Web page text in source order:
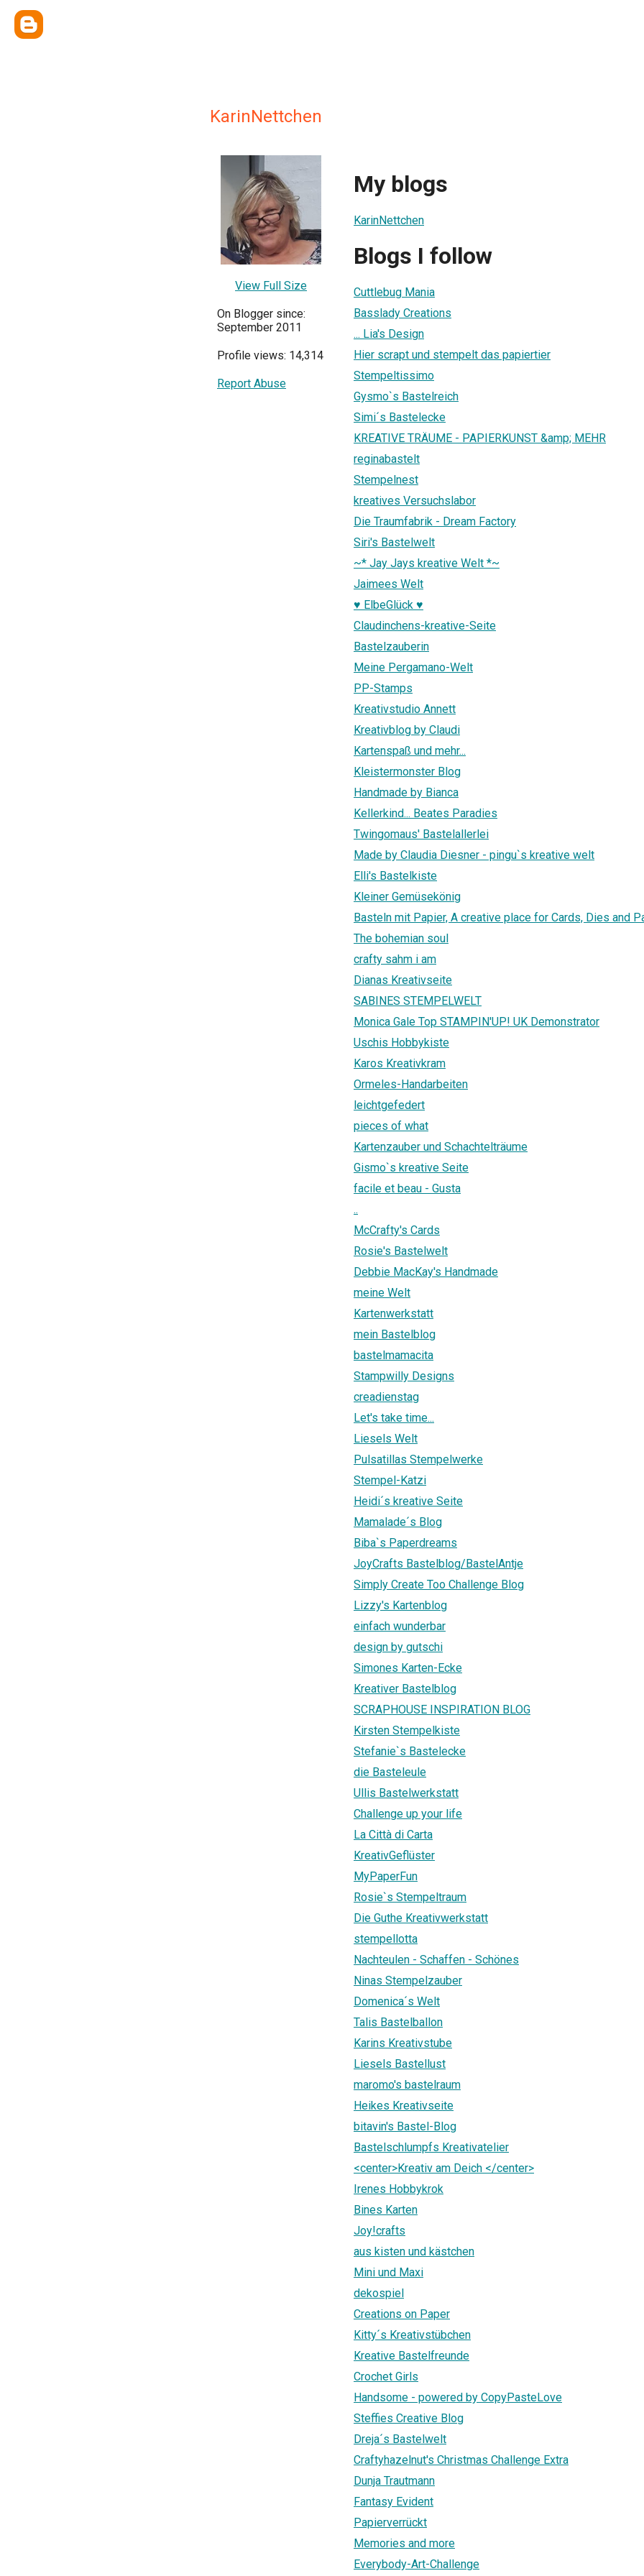
KarinNettchen
View Full Size
On Blogger since:
September 2011
Profile views: 14,314
Report Abuse
My blogs
KarinNettchen
Blogs I follow
Cuttlebug Mania
Basslady Creations
... Lia's Design
Hier scrapt und stempelt das papiertier
Stempeltissimo
Gysmo`s Bastelreich
Simi´s Bastelecke
KREATIVE TRÄUME - PAPIERKUNST &amp; MEHR
reginabastelt
Stempelnest
kreatives Versuchslabor
Die Traumfabrik - Dream Factory
Siri's Bastelwelt
~* Jay Jays kreative Welt *~
Jaimees Welt
♥ ElbeGlück ♥
Claudinchens-kreative-Seite
Bastelzauberin
Meine Pergamano-Welt
PP-Stamps
Kreativstudio Annett
Kreativblog by Claudi
Kartenspaß und mehr...
Kleistermonster Blog
Handmade by Bianca
Kellerkind... Beates Paradies
Twingomaus' Bastelallerlei
Made by Claudia Diesner - pingu`s kreative welt
Elli's Bastelkiste
Kleiner Gemüsekönig
Basteln mit Papier, A creative place for Cards, Dies and
The bohemian soul
crafty sahm i am
Dianas Kreativseite
SABINES STEMPELWELT
Monica Gale Top STAMPIN'UP! UK Demonstrator
Uschis Hobbykiste
Karos Kreativkram
Ormeles-Handarbeiten
leichtgefedert
pieces of what
Kartenzauber und Schachtelträume
Gismo`s kreative Seite
facile et beau - Gusta
..
McCrafty's Cards
Rosie's Bastelwelt
Debbie MacKay's Handmade
meine Welt
Kartenwerkstatt
mein Bastelblog
bastelmamacita
Stampwilly Designs
creadienstag
Let's take time...
Liesels Welt
Pulsatillas Stempelwerke
Stempel-Katzi
Heidi´s kreative Seite
Mamalade´s Blog
Biba`s Paperdreams
JoyCrafts Bastelblog/BastelAntje
Simply Create Too Challenge Blog
Lizzy's Kartenblog
einfach wunderbar
design by gutschi
Simones Karten-Ecke
Kreativer Bastelblog
SCRAPHOUSE INSPIRATION BLOG
Kirsten Stempelkiste
Stefanie`s Bastelecke
die Basteleule
Ullis Bastelwerkstatt
Challenge up your life
La Città di Carta
KreativGeflüster
MyPaperFun
Rosie`s Stempeltraum
Die Guthe Kreativwerkstatt
stempellotta
Nachteulen - Schaffen - Schönes
Ninas Stempelzauber
Domenica´s Welt
Talis Bastelballon
Karins Kreativstube
Liesels Bastellust
maromo's bastelraum
Heikes Kreativseite
bitavin's Bastel-Blog
Bastelschlumpfs Kreativatelier
<center>Kreativ am Deich </center>
Irenes Hobbykrok
Bines Karten
Joy!crafts
aus kisten und kästchen
Mini und Maxi
dekospiel
Creations on Paper
Kitty´s Kreativstübchen
Kreative Bastelfreunde
Crochet Girls
Handsome - powered by CopyPasteLove
Steffies Creative Blog
Dreja´s Bastelwelt
Craftyhazelnut's Christmas Challenge Extra
Dunja Trautmann
Fantasy Evident
Papierverrückt
Memories and more
Everybody-Art-Challenge